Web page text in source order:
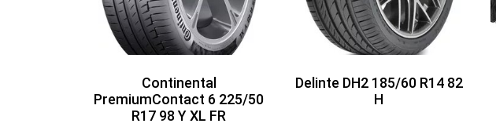
Continental
PremiumContact 6 225/50
R17 98 Y XL FR
Delinte DH2 185/60 R14 82
H